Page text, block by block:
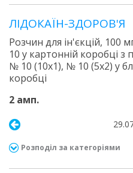
ЛІДОКАЇН-ЗДОРОВ'Я
Розчин для ін'єкцій, 100
10 у картонній коробці
№ 10 (10х1), № 10 (5х2) у
коробці
2 амп.
Розподіл за категоріями